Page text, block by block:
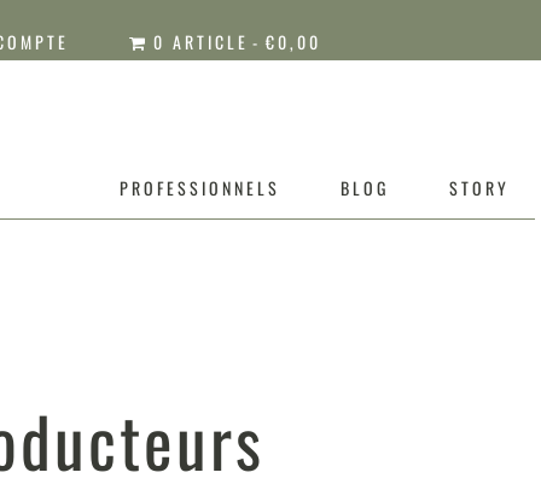
0 ARTICLE €0,00
PROFESSIONNELS BLOG STORY